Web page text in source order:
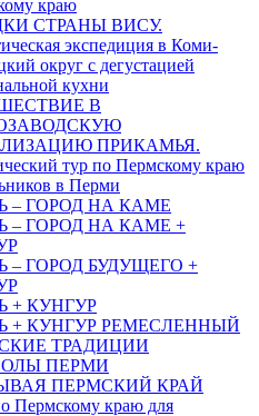
краю
СТРАНЫ ВИСУ.
экспедиция в Коми-
округ с дегустацией
кухни
В
ПРИКАМЬЯ.
тур по Пермскому краю
в Перми
– ГОРОД НА КАМЕ
– ГОРОД НА КАМЕ +
– ГОРОД БУДУЩЕГО +
+ КУНГУР
+ КУНГУР РЕМЕСЛЕННЫЙ
ТРАДИЦИИ
ПЕРМИ
ПЕРМСКИЙ КРАЙ
Пермскому краю для